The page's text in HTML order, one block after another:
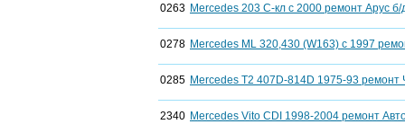
0263 Mercedes 203 C-кл с 2000 ремонт Арус б/
0278 Mercedes ML 320,430 (W163) с 1997
0285 Mercedes T2 407D-814D 1975-93 ремонт
2340 Mercedes Vito CDI 1998-2004 ремонт